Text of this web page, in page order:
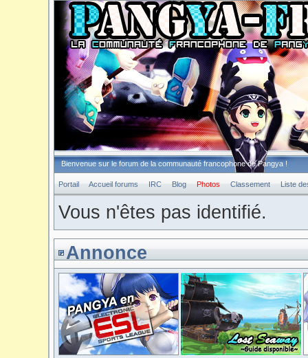
Bienvenue sur le forum de la communauté francophone de Pangya !
Portail Accueil forums IRC Blog Photos Classement Liste
Vous n'êtes pas identifié.
Annonce